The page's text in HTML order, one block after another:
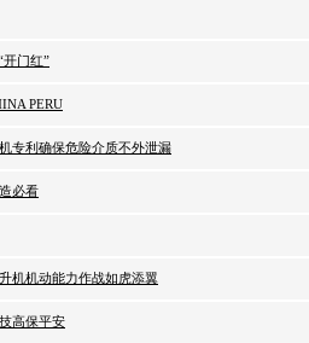
开门红”
PERU
专利确保危险介质不外泄漏
必看
机机动能力作战如虎添翼
高保平安